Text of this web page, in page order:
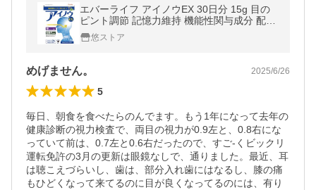
エバーライフ アイノウEX 30日分 15g 目の
ピント調節 記憶力維持 機能性関与成分 配合
サプリ悠ストア
めげません。 2025/6/26
5
毎日、朝食を食べたらのんでます。もう1年になって去年の
健康診断の視力検査で、両目の視力が0.9左と、0.8右にな
っていて前は、0.7左と0.6右だったので、すご-くビックリ
運転免許の3月の更新は眼鏡なしで、通りました。最近、耳
は聴こえづらいし、歯は、部分入れ歯にはなるし、膝の痛
もひどくなって来てるのに目が良くなってるのには、有り